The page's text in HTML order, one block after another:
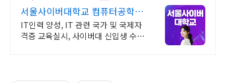
서울사이버대학교 컴퓨터공학과
2026 가을학기 신편입생
IT인력 양성, IT 관련 국가 및 국제자
격증 교육실시, 사이버대 신입생 수 1